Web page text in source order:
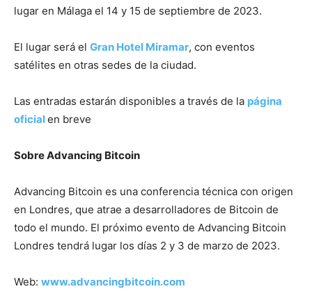
lugar en Málaga el 14 y 15 de septiembre de 2023.
El lugar será el Gran Hotel Miramar, con eventos
satélites en otras sedes de la ciudad.
Las entradas estarán disponibles a través de la página
oficialen breve
Sobre Advancing Bitcoin
Advancing Bitcoin es una conferencia técnica con origen
en Londres, que atrae a desarrolladores de Bitcoin de
todo el mundo. El próximo evento de Advancing Bitcoin
Londres tendrá lugar los días 2 y 3 de marzo de 2023.
Web: www.advancingbitcoin.com